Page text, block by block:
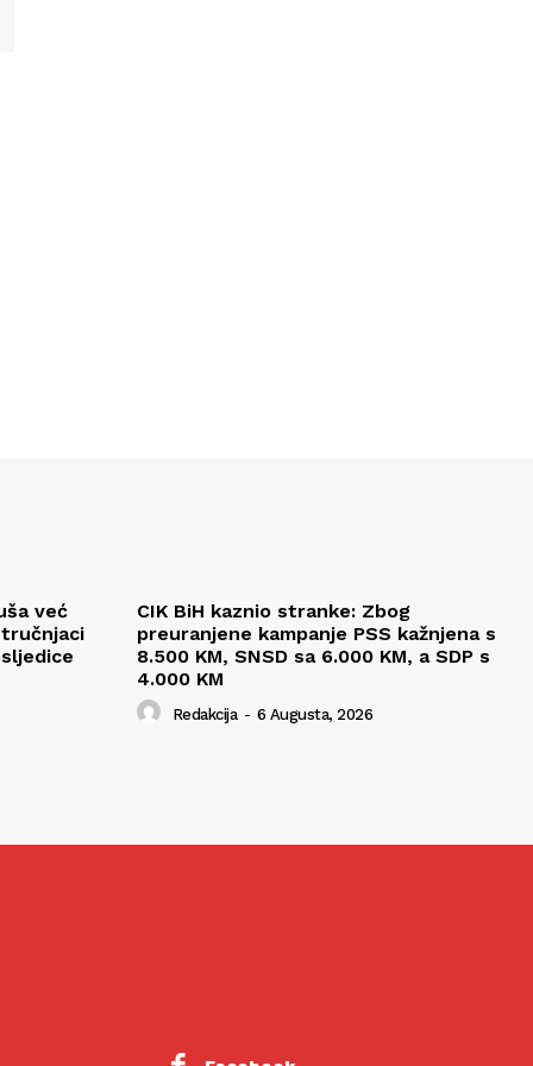
već
CIK BiH kaznio stranke: Zbog
preuranjene kampanje PSS kažnjena s
8.500 KM, SNSD sa 6.000 KM, a SDP s
4.000 KM
Redakcija - 6 Augusta, 2026